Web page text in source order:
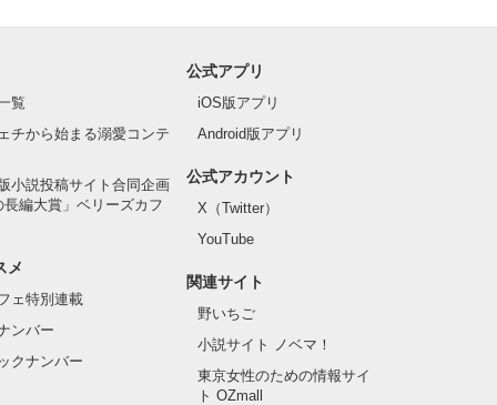
覧
チから始まる溺愛コンテ
小説投稿サイト合同企画
長編大賞」ベリーズカフ
メ
ェ特別連載
ンバー
クナンバー
公式アプリ
iOS版アプリ
Android版アプリ
公式アカウント
X（Twitter）
YouTube
関連サイト
野いちご
小説サイト ノベマ！
東京女性のための情報サイ
ト OZmall